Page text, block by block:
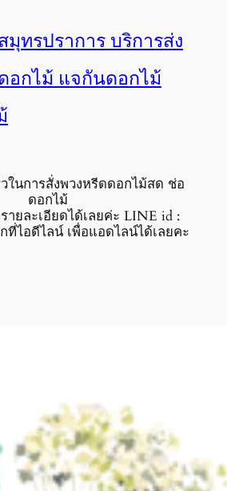
มุทรปราการ บริการส่ง
อกไม้ แจกันดอกไม้
ในการสั่งพวงหรีดดอกไม้สด ช่อ
ดอกไม้
ายละเอียดได้เลยค่ะ LINE id :
ที่ไอดีไลน์ เพื่อแอดไลน์ได้เลยคะ